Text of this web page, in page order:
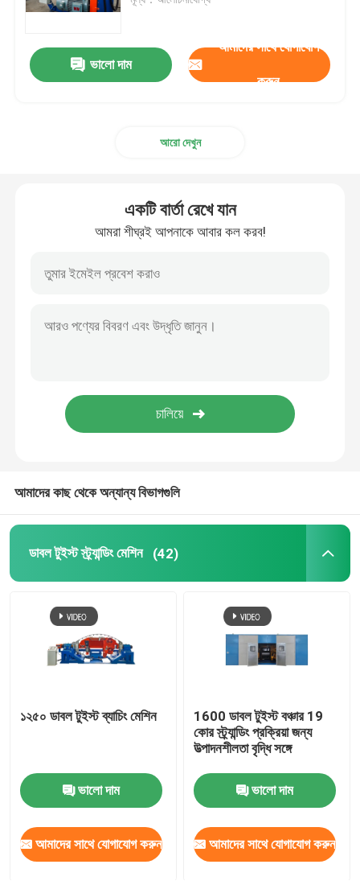
অনমনীয় ফ্রেম স্ট্র্যান্ডার
সিঙ্গল ট্রিস্ট ক্যাবলিং মেশিন
বাঞ্চিং মেশিন
ক্যাবল বানচার
বোক টাইপ ক্যাবল মেশিন
তারের ট্যাপিং মেশিন
সহায়ক সরঞ্জাম
ভালো দাম
আমাদের সাথে যোগাযোগ
করুন
আরো দেখুন
একটি বার্তা রেখে যান
আমরা শীঘ্রই আপনাকে আবার কল করব!
আমাদের কাছ থেকে অন্যান্য বিভাগগুলি
ডাবল টুইস্ট স্ট্র্যান্ডিং মেশিন (42)
১২৫০ ডাবল টুইস্ট ব্যাচিং মেশিন
ভালো দাম
আমাদের সাথে যোগাযোগ করুন
1600 ডাবল টুইস্ট বঞ্চার 19
কোর স্ট্র্যান্ডিং প্রক্রিয়া জন্য
উত্পাদনশীলতা বৃদ্ধি সঙ্গে
ভালো দাম
আমাদের সাথে যোগাযোগ করুন